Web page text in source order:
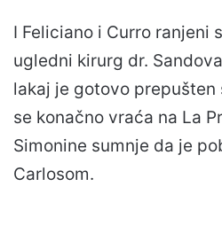
I Feliciano i Curro ranjeni
ugledni kirurg dr.
lakaj je gotovo prepušten
se konačno vraća na La
Simonine sumnje da je
Carlosom.